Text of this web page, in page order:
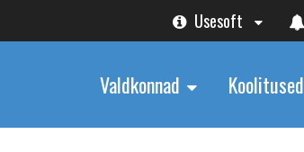
Usesoft
Valdkonnad Koolitused